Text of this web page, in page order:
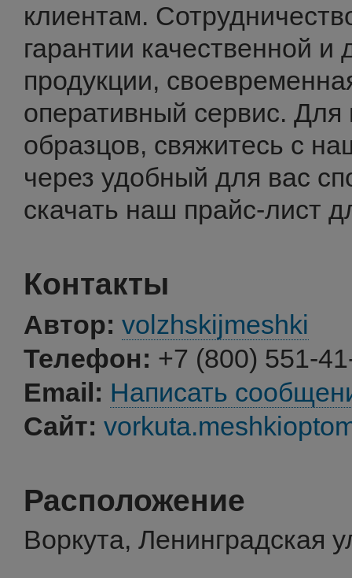
клиентам.
гарантии качественной и
продукции,
оперативный сервис. Для
образцов, свяжитесь с
через удобный для вас
скачать наш прайс-лист
Контакты
Автор: volzhskijmeshki
Телефон: +7 (800) 551-
Email: Написать
Сайт:
Расположение
Воркута, Ленинградская